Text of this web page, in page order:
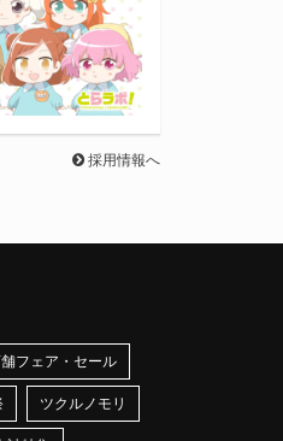
採用情報へ
フェア・セール
ツクルノモリ